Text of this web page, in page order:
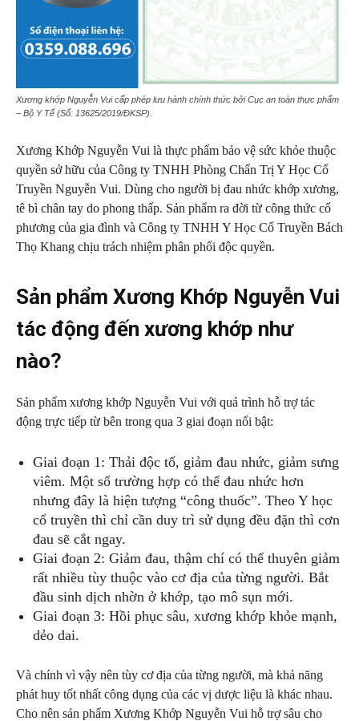
Xương khớp Nguyễn Vui cấp phép lưu hành chính thức bởi Cục an toàn thực phẩm
– Bộ Y Tế (Số: 13625/2019/ĐKSP).
Xương Khớp Nguyễn Vui là thực phẩm bảo vệ sức khỏe thuộc
quyền sở hữu của Công ty TNHH Phòng Chẩn Trị Y Học Cổ
Truyền Nguyễn Vui. Dùng cho người bị đau nhức khớp xương,
tê bì chân tay do phong thấp. Sản phẩm ra đời từ công thức cổ
phương của gia đình và Công ty TNHH Y Học Cổ Truyền Bách
Thọ Khang chịu trách nhiệm phân phối độc quyền.
Sản phẩm Xương Khớp Nguyễn Vui
tác động đến xương khớp như
nào?
Sản phẩm xương khớp Nguyễn Vui với quá trình hỗ trợ tác
động trực tiếp từ bên trong qua 3 giai đoạn nổi bật:
Giai đoạn 1: Thải độc tố, giảm đau nhức, giảm sưng
viêm. Một số trường hợp có thể đau nhức hơn
nhưng đây là hiện tượng “công thuốc”. Theo Y học
cổ truyền thì chỉ cần duy trì sử dụng đều đặn thì cơn
đau sẽ cắt ngay.
Giai đoạn 2: Giảm đau, thậm chí có thể thuyên giảm
rất nhiều tùy thuộc vào cơ địa của từng người. Bắt
đầu sinh dịch nhờn ở khớp, tạo mô sụn mới.
Giai đoạn 3: Hồi phục sâu, xương khớp khỏe mạnh,
dẻo dai.
Và chính vì vậy nên tùy cơ địa của từng người, mà khả năng
phát huy tốt nhất công dụng của các vị dược liệu là khác nhau.
Cho nên sản phẩm Xương Khớp Nguyễn Vui hỗ trợ sâu cho